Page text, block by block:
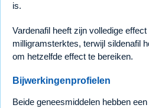
is.
Vardenafil heeft zijn volledige effect
milligramsterktes, terwijl sildenafil
om hetzelfde effect te bereiken.
Bijwerkingenprofielen
Beide geneesmiddelen hebben